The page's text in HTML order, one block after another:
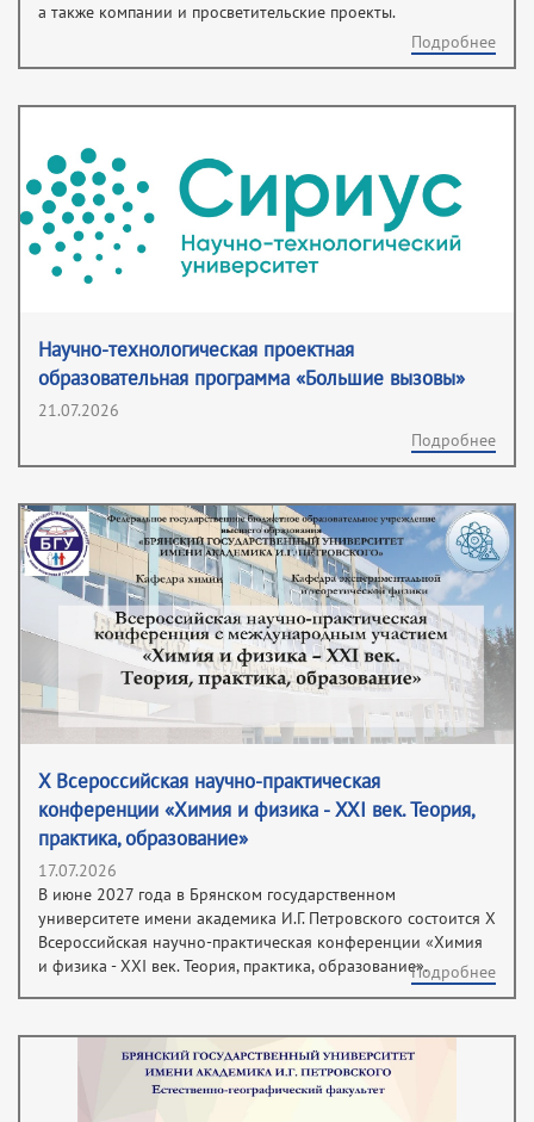
а также компании и просветительские проекты.
Подробнее
Научно-технологическая проектная
образовательная программа «Большие вызовы»
21.07.2026
Подробнее
X Всероссийская научно-практическая
конференции «Химия и физика - XXI век. Теория,
практика, образование»
17.07.2026
В июне 2027 года в Брянском государственном
университете имени академика И.Г. Петровского состоится X
Всероссийская научно-практическая конференции «Химия
и физика - XXI век. Теория, практика, образование».Подробнее